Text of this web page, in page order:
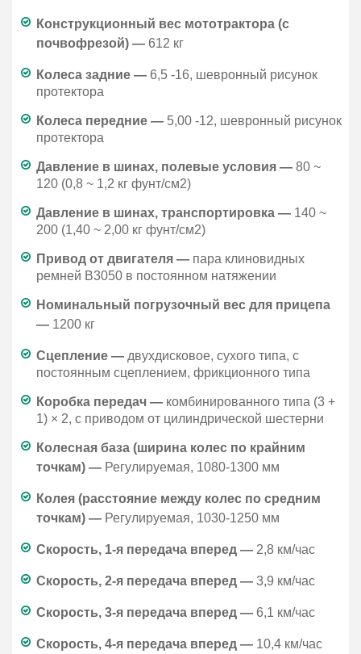
Конструкционный вес мототрактора (с
почвофрезой) — 612 кг
Колеса задние — 6,5 -16, шевронный рисунок
протектора
Колеса передние — 5,00 -12, шевронный рисунок
протектора
Давление в шинах, полевые условия — 80 ~
120 (0,8 ~ 1,2 кг фунт/см2)
Давление в шинах, транспортировка — 140 ~
200 (1,40 ~ 2,00 кг фунт/см2)
Привод от двигателя — пара клиновидных
ремней B3050 в постоянном натяжении
Номинальный погрузочный вес для прицепа
— 1200 кг
Сцепление — двухдисковое, сухого типа, с
постоянным сцеплением, фрикционного типа
Коробка передач — комбинированного типа (3 +
1) × 2, с приводом от цилиндрической шестерни
Колесная база (ширина колес по крайним
точкам) — Регулируемая, 1080-1300 мм
Колея (расстояние между колес по средним
точкам) — Регулируемая, 1030-1250 мм
Скорость, 1-я передача вперед — 2,8 км/час
Скорость, 2-я передача вперед — 3,9 км/час
Скорость, 3-я передача вперед — 6,1 км/час
Скорость, 4-я передача вперед — 10,4 км/час